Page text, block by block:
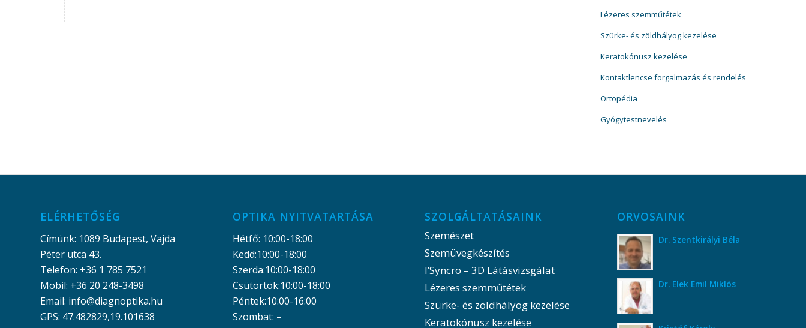
Lézeres szemműtétek
Szürke- és zöldhályog kezelése
Keratokónusz kezelése
Kontaktlencse forgalmazás és rendelés
Ortopédia
Gyógytestnevelés
ELÉRHETŐSÉG
Címünk: 1089 Budapest, Vajda
Péter utca 43.
Telefon: +36 1 785 7521
Mobil: +36 20 248-3498
Email: info@diagnoptika.hu
GPS: 47.482829,19.101638
OPTIKA NYITVATARTÁSA
Hétfő: 10:00-18:00
Kedd:10:00-18:00
Szerda:10:00-18:00
Csütörtök:10:00-18:00
Péntek:10:00-16:00
Szombat: –
SZOLGÁLTATÁSAINK
Szemészet
Szemüvegkészítés
I’Syncro – 3D Látásvizsgálat
Lézeres szemműtétek
Szürke- és zöldhályog kezelése
Keratokónusz kezelése
ORVOSAINK
Dr. Szentkirályi Béla
Dr. Elek Emil Miklós